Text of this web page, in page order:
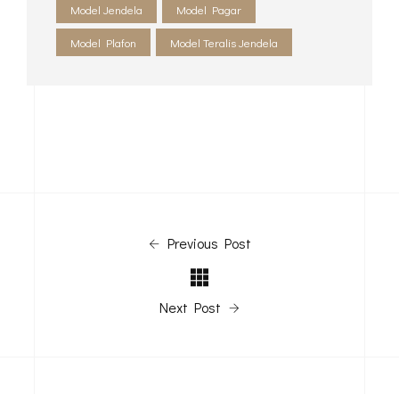
Model Jendela Model Pagar
Model Plafon Model Teralis Jendela
Previous Post
Next Post